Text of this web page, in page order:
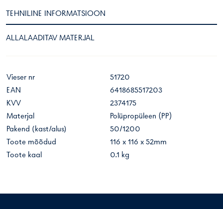
TEHNILINE INFORMATSIOON
ALLALAADITAV MATERJAL
Vieser nr
51720
EAN
6418685517203
KVV
2374175
Materjal
Polüpropüleen (PP)
Pakend (kast/alus)
50/1200
Toote mõõdud
116 x 116 x 52mm
Toote kaal
0.1 kg